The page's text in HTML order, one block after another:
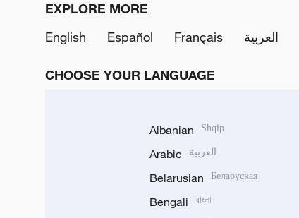
EXPLORE MORE
English
Español Français العربية
CHOOSE YOUR LANGUAGE
Albanian Shqip
Arabic العربية
Belarusian Беларуская
Bengali বাংলা